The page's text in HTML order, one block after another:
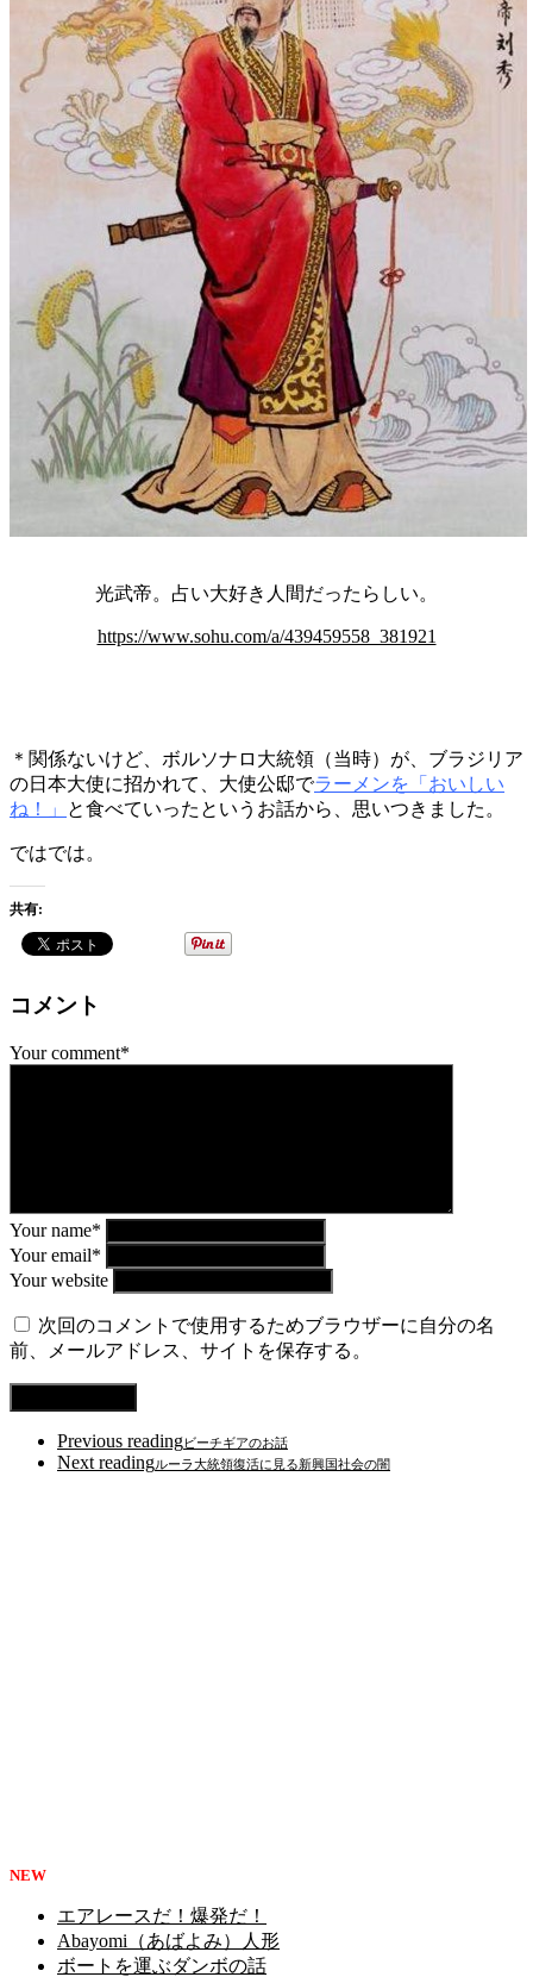
光武帝。占い大好き人間だったらしい。
https://www.sohu.com/a/439459558_381921
＊関係ないけど、ボルソナロ大統領（当時）が、ブラジリア
の日本大使に招かれて、大使公邸でラーメンを「おいしい
ね！」
と食べていったというお話から、思いつきました。
ではでは。
共有:
コメント
Your comment*
Your name*
Your email*
Your website
次回のコメントで使用するためブラウザーに自分の名
前、メールアドレス、サイトを保存する。
Previous readingビーチギアのお話
Next readingルーラ大統領復活に見る新興国社会の闇
NEW
エアレースだ！爆発だ！
Abayomi（あばよみ）人形
ボートを運ぶダンボの話